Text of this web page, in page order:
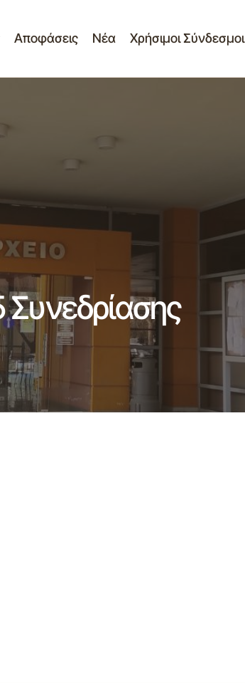
Αποφάσεις Νέα Χρήσιμοι Σύνδεσμοι